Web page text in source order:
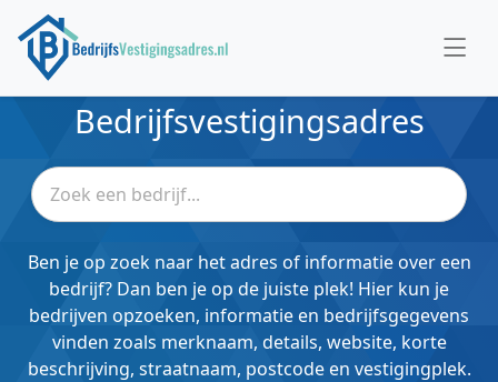
Bedrijfsvestigingsadres
Ben je op zoek naar het adres of informatie over een
bedrijf? Dan ben je op de juiste plek! Hier kun je
bedrijven opzoeken, informatie en bedrijfsgegevens
vinden zoals merknaam, details, website, korte
beschrijving, straatnaam, postcode en vestigingplek.